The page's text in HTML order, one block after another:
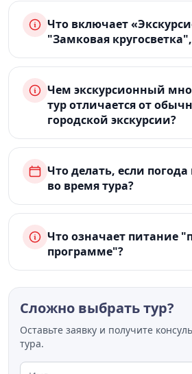
Что включает
"Замковая
Чем экскурсионный
тур отличается от
городской экскурсии?
Что делать, если погода
во время тура?
Что означает питание
программе"?
Сложно выбрать тур?
Оставьте заявку и получите
тура.